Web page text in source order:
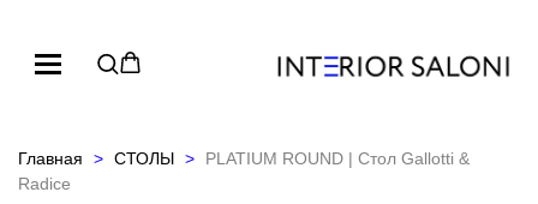
Главная СТОЛЫ
PLATIUM ROUND | Стол Gallotti &
Radice